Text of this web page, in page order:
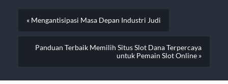
« Mengantisipasi Masa Depan Industri Judi
Panduan Terbaik Memilih Situs Slot Dana Terpercaya
untuk Pemain Slot Online »